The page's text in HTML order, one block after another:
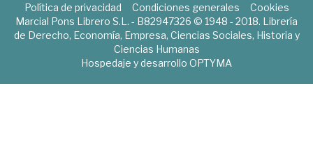
Política de privacidad Condiciones generales
Cookies
Marcial Pons Librero S.L. - B82947326 © 1948 - 2018. Librería
de Derecho, Economía, Empresa, Ciencias Sociales, Historia y
Ciencias Humanas
Hospedaje y desarrollo OPTYMA